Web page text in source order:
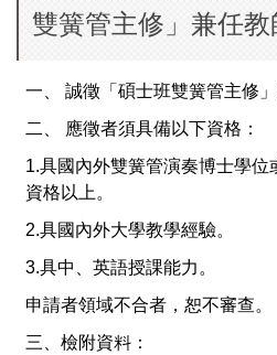
雙簧管主修」兼任教
一、
誠徵「碩士班雙簧管主修」
二、
應徵者須具備以下資格：
1.具國內外雙簧管演奏博士學位
資格以上。
2.具國內外大學教學經驗。
3.具中、英語授課能力。
申請者領域不合者，恕不審查。
三、檢附資料：